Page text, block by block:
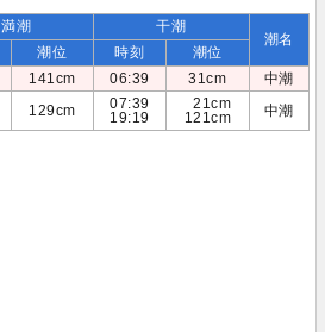
満潮 干潮
潮名
潮位 時刻
潮位
141cm 06:39 31cm
中潮
129cm
07:39
19:19
21cm
121cm
中潮